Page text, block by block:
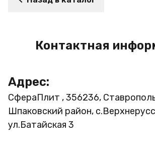
Контактная
Адрес:
СфераПлит , 356236,
Шпаковский район,
ул.Батайская 3